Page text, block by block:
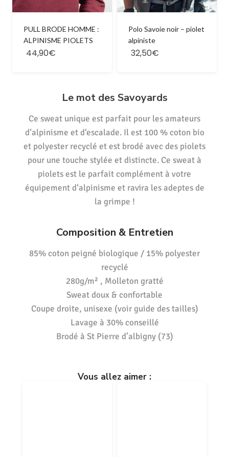
PULL BRODE HOMME :
ALPINISME PIOLETS
44,90€
Polo Savoie noir – piolet
alpiniste
32,50€
Le mot des Savoyards
Ce sweat unique est parfait pour lesamateurs
d‘alpinisme etd‘escalade.Ilest 100%coton bio
et polyester recyclé etest brodé avecdes piolets
pour une touche stylée etdistincte. Ce sweatà
pioletsest le parfaitcomplémentà votre
équipementd‘alpinisme et ravira les adeptes de
la grimpe !
Composition & Entretien
85% coton peigné biologique / 15% polyester
recyclé
280g/m² , Molleton gratté
Sweat doux & confortable
Coupe droite, unisexe (voir guide des tailles)
Lavage à 30% conseillé
Brodé à St Pierre d’albigny (73)
Vous allez aimer :